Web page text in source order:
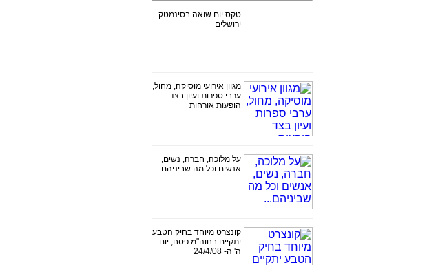
טקס יום שואה בסינמטק
ירושלים
מגוון אירועי מוסיקה, מחול,
ערבי ספרות ועיון בצד
הופעות אורחות
על מלוכה, חברה, נשים,
אנשים וכל מה שביניהם...
קונצרט מיוחד בחיק הטבע
יתקיים בחוה"מ פסח, יום
ה' ה- 24/4/08